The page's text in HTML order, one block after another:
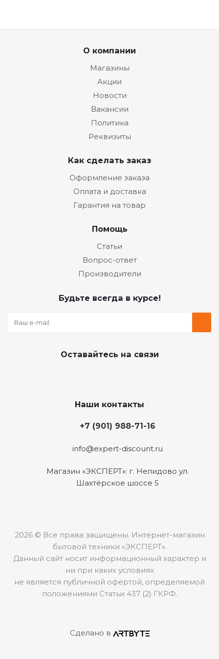
О компании
Магазины
Акции
Новости
Вакансии
Политика
Реквизиты
Как сделать заказ
Оформление заказа
Оплата и доставка
Гарантия на товар
Помощь
Статьи
Вопрос-ответ
Производители
Будьте всегда в курсе!
Оставайтесь на связи
Наши контакты
+7 (901) 988-71-16
info@expert-discount.ru
Магазин «ЭКСПЕРТ»: г. Нелидово ул.
Шахтёрское шоссе 5
2026 © Все права защищены. Интернет-магазин
бытовой техники «ЭКСПЕРТ».
Данный сайт носит информационный характер и
ни при каких условиях
не является публичной офертой, определяемой
положениями Статьи 437 (2) ГКРФ.
Сделано в